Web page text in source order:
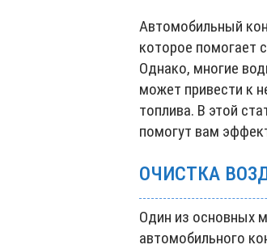
Автомобильный
которое помогает
Однако, многие
может привести к
топлива. В этой
помогут вам
ОЧИСТКА
Один из основных
автомобильного